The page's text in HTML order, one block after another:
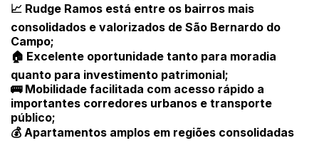
📈 Rudge Ramos está entre os bairros mais
consolidados e valorizados de São Bernardo do
Campo;
🏠 Excelente oportunidade tanto para moradia
quanto para investimento patrimonial;
🚌 Mobilidade facilitada com acesso rápido a
importantes corredores urbanos e transporte
público;
💰 Apartamentos amplos em regiões consolidadas